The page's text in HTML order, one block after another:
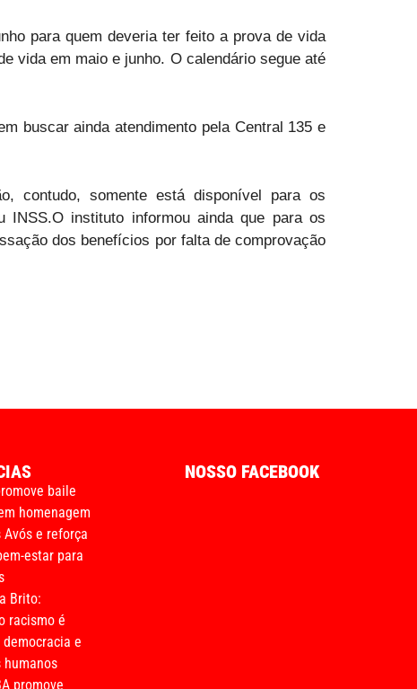
para quem deveria ter feito a prova de vida
vida em maio e junho. O calendário segue até
buscar ainda atendimento pela Central 135 e
contudo, somente está disponível para os
INSS.O instituto informou ainda que para os
dos benefícios por falta de comprovação
baile
homenagem
Avós e reforça
estar para
Brito:
racismo é
e
promove
NOSSO FACEBOOK